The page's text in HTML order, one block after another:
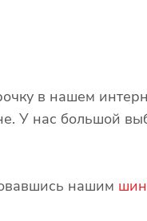
в нашем
У нас большой
нашим